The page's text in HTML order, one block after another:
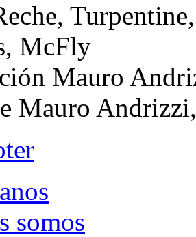
McFly
Mauro
Mauro
somos